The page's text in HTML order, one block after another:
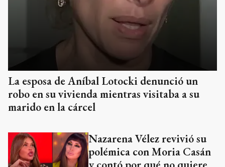
La esposa de Aníbal Lotocki denunció un
robo en su vivienda mientras visitaba a su
marido en la cárcel
Nazarena Vélez revivió su
polémica con Moria Casán